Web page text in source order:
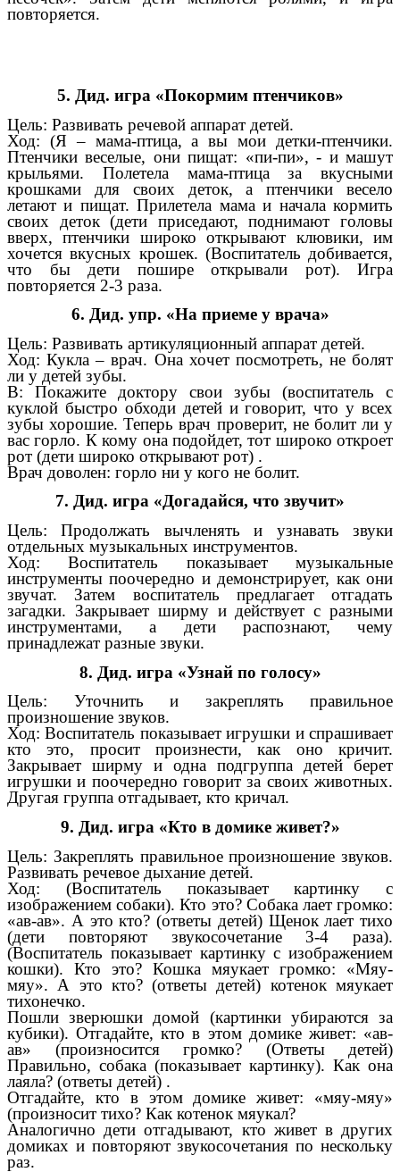
повторяется.
5. Дид. игра «Покормим птенчиков»
Цель: Развивать речевой аппарат детей.
Ход: (Я – мама-птица, а вы мои детки-птенчики.
Птенчики веселые, они пищат: «пи-пи», - и машут
крыльями. Полетела мама-птица за вкусными
крошками для своих деток, а птенчики весело
летают и пищат. Прилетела мама и начала кормить
своих деток (дети приседают, поднимают головы
вверх, птенчики широко открывают клювики, им
хочется вкусных крошек. (Воспитатель добивается,
что бы дети пошире открывали рот). Игра
повторяется 2-3 раза.
6. Дид. упр. «На приеме у врача»
Цель: Развивать артикуляционный аппарат детей.
Ход: Кукла – врач. Она хочет посмотреть, не болят
ли у детей зубы.
В: Покажите доктору свои зубы (воспитатель с
куклой быстро обходи детей и говорит, что у всех
зубы хорошие. Теперь врач проверит, не болит ли у
вас горло. К кому она подойдет, тот широко откроет
рот (дети широко открывают рот) .
Врач доволен: горло ни у кого не болит.
7. Дид. игра «Догадайся, что звучит»
Цель: Продолжать вычленять и узнавать звуки
отдельных музыкальных инструментов.
Ход: Воспитатель показывает музыкальные
инструменты поочередно и демонстрирует, как они
звучат. Затем воспитатель предлагает отгадать
загадки. Закрывает ширму и действует с разными
инструментами, а дети распознают, чему
принадлежат разные звуки.
8. Дид. игра «Узнай по голосу»
Цель: Уточнить и закреплять правильное
произношение звуков.
Ход: Воспитатель показывает игрушки и спрашивает
кто это, просит произнести, как оно кричит.
Закрывает ширму и одна подгруппа детей берет
игрушки и поочередно говорит за своих животных.
Другая группа отгадывает, кто кричал.
9. Дид. игра «Кто в домике живет?»
Цель: Закреплять правильное произношение звуков.
Развивать речевое дыхание детей.
Ход: (Воспитатель показывает картинку с
изображением собаки). Кто это? Собака лает громко:
«ав-ав». А это кто? (ответы детей) Щенок лает тихо
(дети повторяют звукосочетание 3-4 раза).
(Воспитатель показывает картинку с изображением
кошки). Кто это? Кошка мяукает громко: «Мяу-
мяу». А это кто? (ответы детей) котенок мяукает
тихонечко.
Пошли зверюшки домой (картинки убираются за
кубики). Отгадайте, кто в этом домике живет: «ав-
ав» (произносится громко? (Ответы детей)
Правильно, собака (показывает картинку). Как она
лаяла? (ответы детей) .
Отгадайте, кто в этом домике живет: «мяу-мяу»
(произносит тихо? Как котенок мяукал?
Аналогично дети отгадывают, кто живет в других
домиках и повторяют звукосочетания по нескольку
раз.